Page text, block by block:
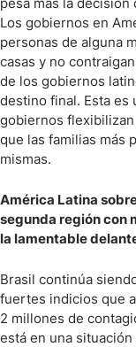
Los gobiernos en
personas de alguna
casas y no
de los gobiernos
destino final. Esta es
gobiernos
que las familias más
mismas.
América Latina
segunda región con
la lamentable
Brasil continúa
fuertes indicios que
2 millones de
está en una